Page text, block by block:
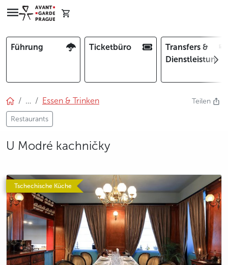
Führung Ticketbüro
Transfers &
… Essen & Trinken
Restaurants
Teilen
U Modré kachničky
Tschechische Küche
photo 5
photo 6